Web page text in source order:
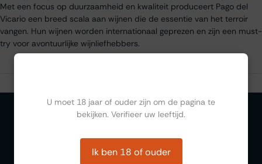
Met een focus op duurzaamheid en kwaliteit produceert Pago del
Vicario een breed scala aan wijnen die de essentie van het terroir
vangen. Hun wijnen worden internationaal geprezen en zijn een must-
try voor avontuurlijke wijnliefhebbers.
Organiseren
U moet 18 jaar of ouder zijn om de pagina te
bekijken. Verifieer uw leeftijd.
Ik ben 18 of ouder